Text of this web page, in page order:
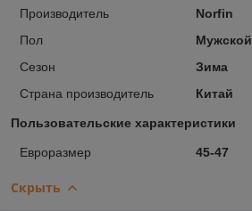
Производитель
Norfin
Пол
Мужской
Сезон
Зима
Страна производитель
Китай
Пользовательские характеристики
Евроразмер 45-47
Скрыть